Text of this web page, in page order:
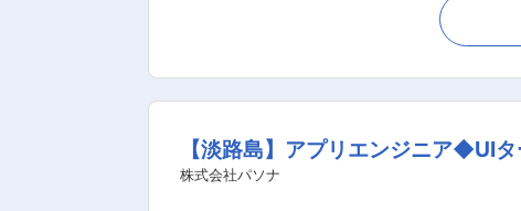
品）の維持向上、不適合対応 ・顧客対応 ■業務のポイント： 淡路工場で生産している高純度溶剤などの製品は 有機不純物ppm〜ppb、金属
イオンppb〜pptレベルの精度で管理する
なども支給しております。 ・家族手当
きやすい制度が整っております。 ■同社について： ・液晶ディスプレイ、有機ELディスプレイ、半導体デバイス、蓄電デバイスの製造に欠か
【淡路島】アプリエンジニア◆UI
株式会社パソナ